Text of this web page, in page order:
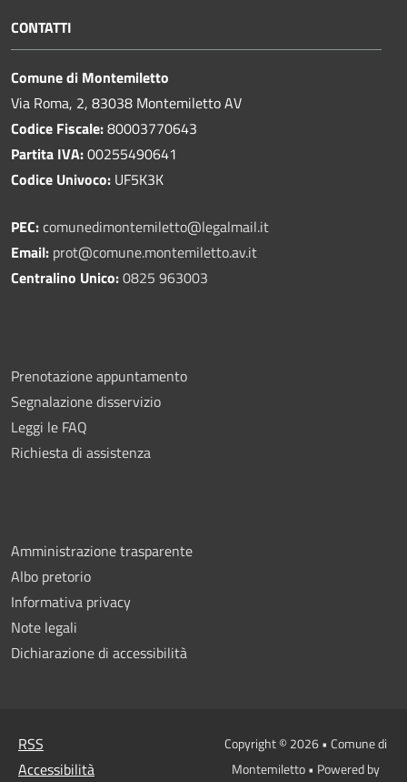
CONTATTI
Comune di Montemiletto
Via Roma, 2, 83038 Montemiletto AV
Codice Fiscale:80003770643
Partita IVA:00255490641
Codice Univoco: UF5K3K
PEC:comunedimontemiletto@legalmail.it
Email: prot@comune.montemiletto.av.it
Centralino Unico:0825 963003
Prenotazione appuntamento
Segnalazione disservizio
Leggi le FAQ
Richiesta di assistenza
Amministrazione trasparente
Albo pretorio
Informativa privacy
Note legali
Dichiarazione di accessibilità
RSS
Accessibilità
Copyright © 2026 • Comune di
Montemiletto • Powered by